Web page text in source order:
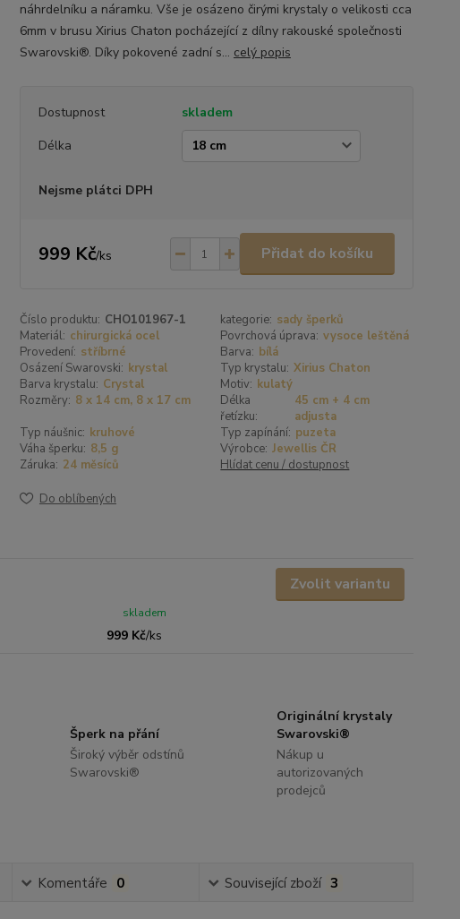
náhrdelníku a náramku. Vše je osázeno čirými krystaly o velikosti cca
6mm v brusu Xirius Chaton pocházející z dílny rakouské společnosti
Swarovski®. Díky pokovené zadní s... celý popis
Dostupnost
skladem
Délka
Nejsme plátci DPH
999 Kč/ks Přidat do košíku
Číslo produktu: CHO101967-1 kategorie: sady šperků
Materiál: chirurgická ocel Povrchová úprava: vysoce leštěná
Provedení: stříbrné Barva: bílá
Osázení Swarovski: krystal Typ krystalu: Xirius Chaton
Barva krystalu: Crystal Motiv: kulatý
Rozměry: 8 x 14 cm, 8 x 17 cm
Délka
řetízku:
45 cm + 4 cm
adjusta
Typ náušnic: kruhové Typ zapínání: puzeta
Váha šperku: 8,5 g Výrobce: Jewellis ČR
Záruka: 24 měsíců Hlídat cenu / dostupnost
Do oblíbených
999 Kč/ks
skladem
Zvolit variantu
Šperk na přání
Široký výběr odstínů
Swarovski®
Originální krystaly
Swarovski®
Nákup u
autorizovaných
prodejců
Komentáře 0 Související zboží 3